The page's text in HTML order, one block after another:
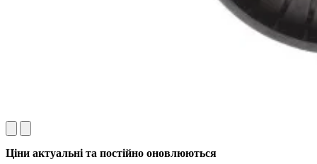
Ціни актуальні та постійно оновлюються